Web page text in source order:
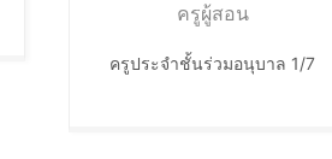
ครูผู้สอน
ครูประจำชั้นร่วมอนุบาล 1/7